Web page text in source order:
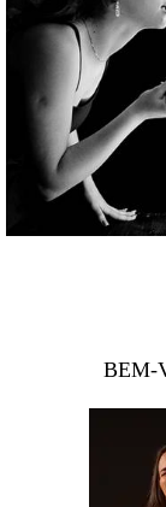
BEM-